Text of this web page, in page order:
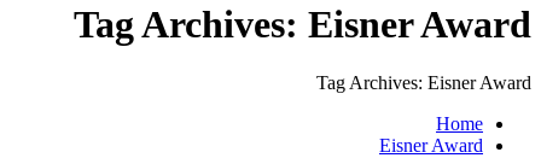
Tag Archives: Eisner Award
Tag Archives: Eisner Award
Home
Eisner Award